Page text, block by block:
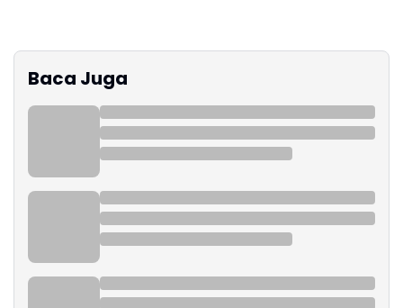
Baca Juga